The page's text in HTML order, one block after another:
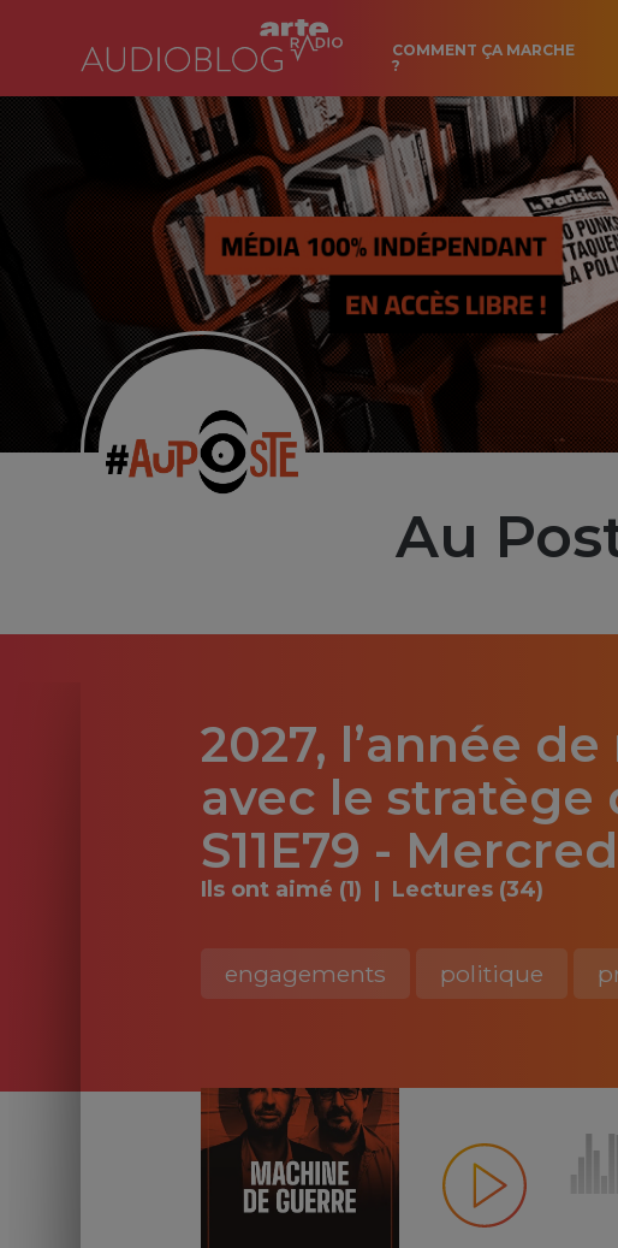
COMMENT ÇA MARCHE
?
Au
2027, l’année
avec le stratège
S11E79 -
Ils ont aimé (1) Lectures (34)
engagements politique